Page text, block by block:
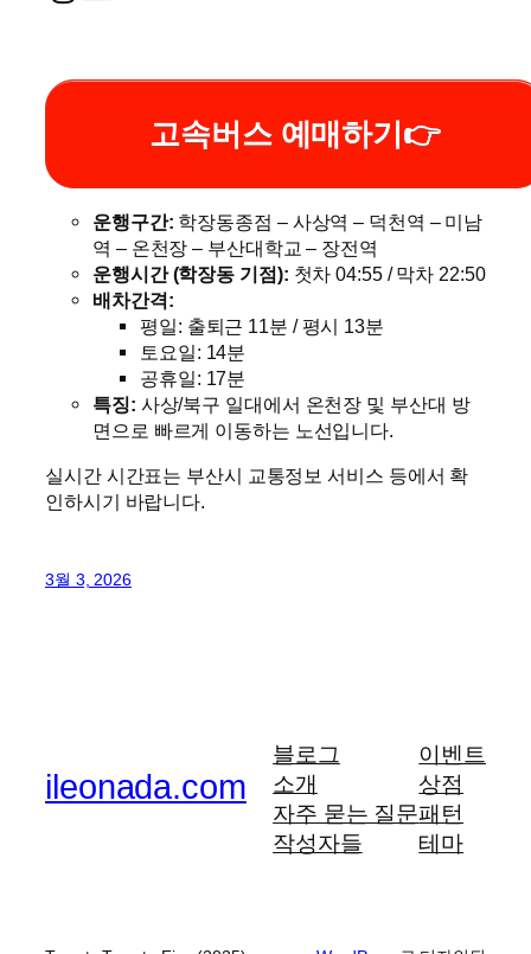
고속버스 예매하기👉
운행구간: 학장동종점 – 사상역 – 덕천역 – 미남
역 – 온천장 – 부산대학교 – 장전역
운행시간 (학장동 기점): 첫차 04:55 / 막차 22:50
배차간격:
평일: 출퇴근 11분 / 평시 13분
토요일: 14분
공휴일: 17분
특징: 사상/북구 일대에서 온천장 및 부산대 방
면으로 빠르게 이동하는 노선입니다.
실시간 시간표는 부산시 교통정보 서비스 등에서 확
인하시기 바랍니다.
3월 3, 2026
ileonada.com
블로그
소개
자주 묻는 질문
작성자들
이벤트
상점
패턴
테마